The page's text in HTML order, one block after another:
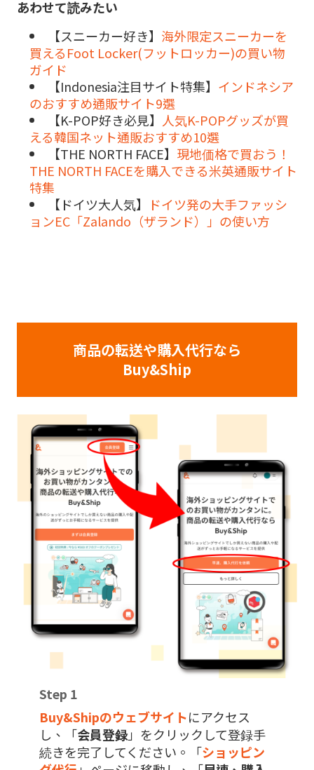
あわせて読みたい
【スニーカー好き】 海外限定スニーカーを
買えるFoot Locker(フットロッカー)の買い物
ガイド
【Indonesia注目サイト特集】 インドネシア
のおすすめ通販サイト9選
【K-POP好き必見】 人気K-POPグッズが買
える韓国ネット通販おすすめ10選
【THE NORTH FACE】 現地価格で買おう！
THE NORTH FACEを購入できる米英通販サイト
特集
【ドイツ大人気】
ドイツ発の大手ファッシ
ョンEC「Zalando（ザランド）」の使い方
商品の転送や購入代行なら
Buy&Ship
Step 1
Buy&Shipのウェブサイトにアクセス
し、「会員登録」をクリックして登録手
続きを完了してください。「ショッピン